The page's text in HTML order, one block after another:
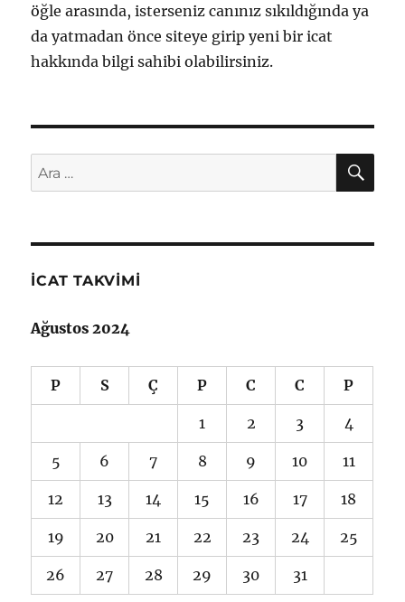
öğle arasında, isterseniz canınız sıkıldığında ya
da yatmadan önce siteye girip yeni bir icat
hakkında bilgi sahibi olabilirsiniz.
Ara:
İCAT TAKVIMI
Ağustos 2024
P S Ç P C C P
1 2 3 4
5 6 7 8 9 10 11
12 13 14 15 16 17 18
19 20 21 22 23 24 25
26 27 28 29 30 31